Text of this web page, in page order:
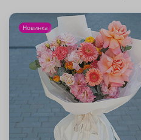
Новинка